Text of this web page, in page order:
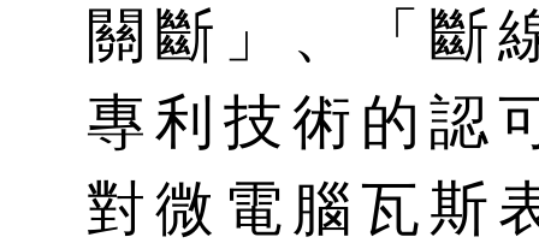
關斷」、「斷
專利技術的認
對微電腦瓦斯